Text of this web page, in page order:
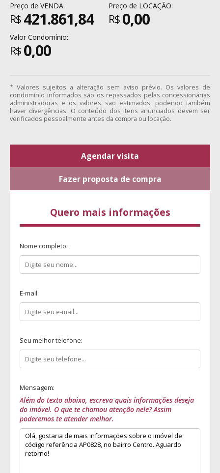
Preço de VENDA:
R$ 421.861,84
Preço de LOCAÇÃO:
R$ 0,00
Valor Condomínio:
R$ 0,00
* Valores sujeitos a alteração sem aviso prévio. Os valores de
condomínio informados são os repassados pelas concessionárias
administradoras e os valores são estimados, podendo também
haver divergências. O conteúdo dos itens anunciados devem ser
verificados pessoalmente antes da compra ou locação.
Agendar visita
Fazer proposta de compra
Quero mais informações
Nome completo:
E-mail:
Seu melhor telefone:
Mensagem:
Além do texto abaixo, escreva quais informações deseja
do imóvel. O que te chamou atenção nele? Assim
poderemos te atender melhor.